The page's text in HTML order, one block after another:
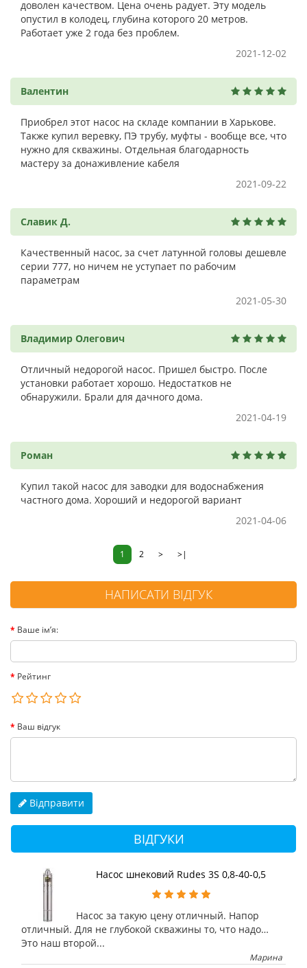
доволен качеством. Цена очень радует. Эту модель
опустил в колодец, глубина которого 20 метров.
Работает уже 2 года без проблем.
2021-12-02
Валентин
Приобрел этот насос на складе компании в Харькове.
Также купил веревку, ПЭ трубу, муфты - вообще все, что
нужно для скважины. Отдельная благодарность
мастеру за донаживление кабеля
2021-09-22
Славик Д.
Качественный насос, за счет латунной головы дешевле
серии 777, но ничем не уступает по рабочим
параметрам
2021-05-30
Владимир Олегович
Отличный недорогой насос. Пришел быстро. После
установки работает хорошо. Недостатков не
обнаружили. Брали для дачного дома.
2021-04-19
Роман
Купил такой насос для заводки для водоснабжения
частного дома. Хороший и недорогой вариант
2021-04-06
1 2 > >|
НАПИСАТИ ВІДГУК
Ваше ім’я:
Рейтинг
Ваш відгук
Відправити
ВІДГУКИ
Насос шнековий Rudes 3S 0,8-40-0,5
Насос за такую цену отличный. Напор
отличный. Для не глубокой скважины то, что надо…
Это наш второй...
Марина